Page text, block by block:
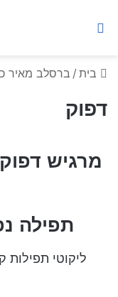
בית / ברסלב מאיר
דפוק
מרגיש
תפילה
ליקוטי תפילות